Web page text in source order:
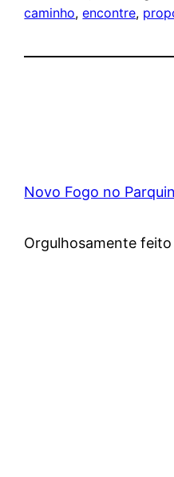
caminho, encontre,
Novo Fogo no
Orgulhosamente